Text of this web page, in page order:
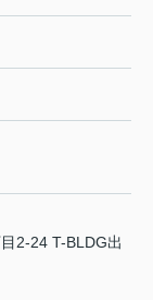
2-24 T-BLDG出